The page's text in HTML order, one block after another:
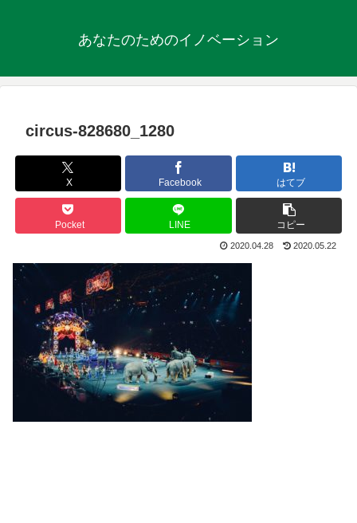
あなたのためのイノベーション
circus-828680_1280
X Facebook はてブ
Pocket LINE コピー
2020.04.28 2020.05.22